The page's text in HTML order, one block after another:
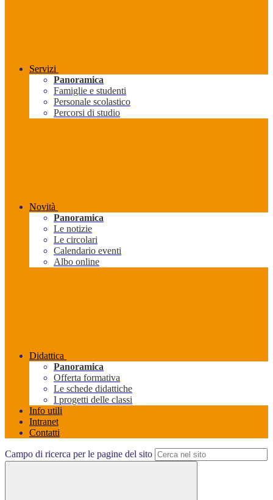
Servizi
Panoramica
Famiglie e studenti
Personale scolastico
Percorsi di studio
Novità
Panoramica
Le notizie
Le circolari
Calendario eventi
Albo online
Didattica
Panoramica
Offerta formativa
Le schede didattiche
I progetti delle classi
Info utili
Intranet
Contatti
Campo di ricerca per le pagine del sito